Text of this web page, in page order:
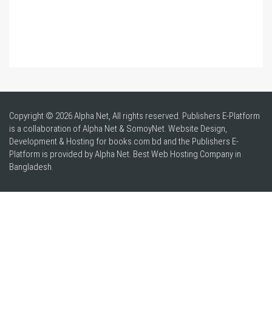
Copyright © 2026 Alpha Net, All rights reserved. Publishers E-Platform
is a collaboration of Alpha Net & SomoyNet. Website Design,
Development & Hosting for books.com.bd and the Publishers E-
Platform is provided by Alpha Net. BestWeb Hosting Company in
Bangladesh.